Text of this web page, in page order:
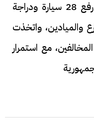
كما تمكنت الأجهزة الأمنية من رفع 28 سيارة ودراجة
والميادين، واتخذت
مع استمرار